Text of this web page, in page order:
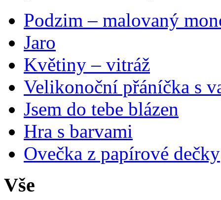
Podzim – malovaný
Jaro
Květiny – vitráž
Velikonoční přáníčka s
Jsem do tebe blázen
Hra s barvami
Ovečka z papírové dečky
Vše